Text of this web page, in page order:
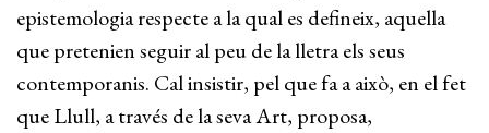
epistemologia respecte a la qual es defineix, aquella
que pretenien seguir al peu de la lletra els seus
contemporanis. Cal insistir, pel que fa a això, en el fet
que Llull, a través de la seva Art, proposa,